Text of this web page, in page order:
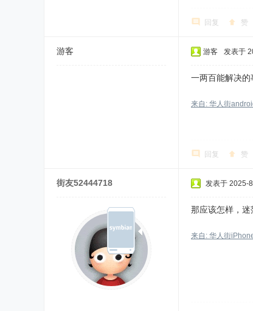
回复 赞
游客 游客 发表于
一两百能解决
来自: 华人街
回复 赞
街友52444718 发表于 2025-
那应该怎样，迷
来自: 华人街